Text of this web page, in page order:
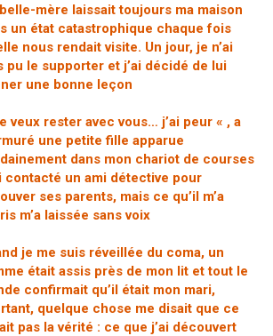
mère laissait toujours ma maison
un état catastrophique chaque fois
nous rendait visite. Un jour, je n’ai
pu le supporter et j’ai décidé de lui
une bonne leçon
veux rester avec vous… j’ai peur « , a
une petite fille apparue
dans mon chariot de courses
contacté un ami détective pour
ses parents, mais ce qu’il m’a
m’a laissée sans voix
je me suis réveillée du coma, un
était assis près de mon lit et tout le
confirmait qu’il était mon mari,
quelque chose me disait que ce
pas la vérité : ce que j’ai découvert